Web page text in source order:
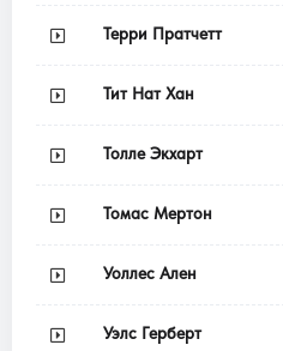
Терри Пратчетт
Тит Нат Хан
Толле Экхарт
Томас Мертон
Уоллес Ален
Уэлс Герберт